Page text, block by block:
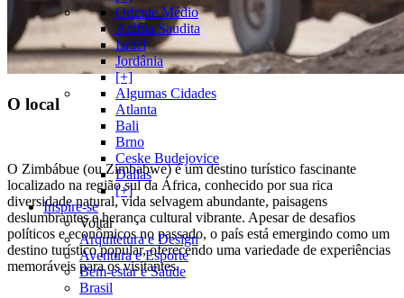
Oriente Médio
Arábia Saudita
Israel
Jordânia
[+]
Algumas Cidades
Atlanta
Bali
Brno
Ceske Budejovice
Dallas
[+]
Inspire-se
Voltar
Arquitetura e Design
Aventura e Esporte
Bem-estar e Saúde
Brasil
O local
O Zimbábue (ou Zimbabwe) é um destino turístico fascinante
localizado na região sul da África, conhecido por sua rica
diversidade natural, vida selvagem abundante, paisagens
deslumbrantes e herança cultural vibrante. Apesar de desafios
políticos e econômicos no passado, o país está emergindo como um
destino turístico popular, oferecendo uma variedade de experiências
memoráveis para os visitantes.